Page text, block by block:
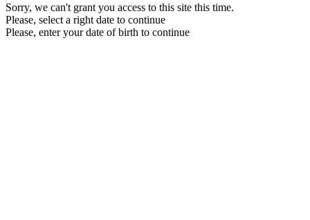
Sorry, we can't grant you access to this site this time.
Please, select a right date to continue
Please, enter your date of birth to continue